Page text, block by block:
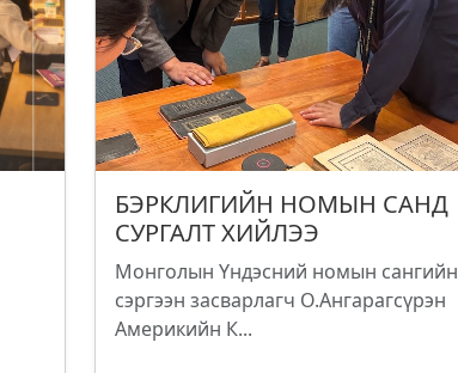
БЭРКЛИГИЙН НОМЫН САНД
СУРГАЛТ ХИЙЛЭЭ
Монголын Үндэсний номын сангийн
сэргээн засварлагч О.Ангарагсүрэн
Америкийн К...